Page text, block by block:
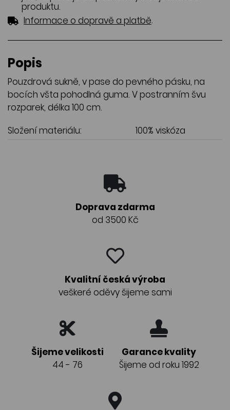
produktu.
Informace o dopravě a platbě.
Popis
Pouzdrová sukně, v pase do pevného pásku, na
bocích všta pohodlná guma. V postranním švu
rozparek, délka 100 cm.
Složení materiálu:
100% viskóza
Doprava zdarma
od 3500 Kč
Kvalitní česká výroba
veškeré oděvy šijeme sami
Šijeme velikosti
44 - 76
Garance kvality
Šijeme od roku 1992